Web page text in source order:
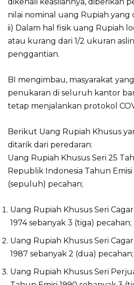
nilai nominal uang Rupiah yang
ii) Dalam hal fisik uang Rupiah
atau kurang dari 1/2 ukuran
penggantian.
BI mengimbau, masyarakat
penukaran di seluruh kantor
tetap menjalankan protokol
Berikut Uang Rupiah Khusus
ditarik dari peredaran:
Uang Rupiah Khusus Seri 25
Republik Indonesia Tahun Emisi
(sepuluh) pecahan;
Uang Rupiah Khusus Seri
1974 sebanyak 3 (tiga) pecahan;
Uang Rupiah Khusus Seri
1987 sebanyak 2 (dua) pecahan;
Uang Rupiah Khusus Seri